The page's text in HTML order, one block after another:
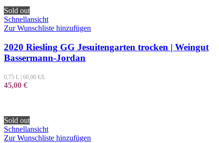
Sold out
Schnellansicht
Zur Wunschliste hinzufügen
2020 Riesling GG Jesuitengarten trocken | Weingut
Bassermann-Jordan
0,75 L 60,00 €/L
45,00 €
Sold out
Schnellansicht
Zur Wunschliste hinzufügen